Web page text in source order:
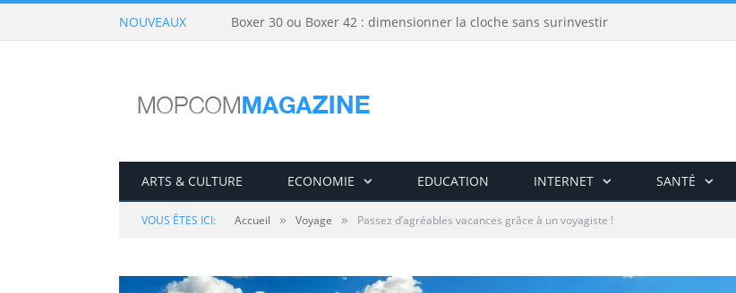
NOUVEAUX Boxer 30 ou Boxer 42 : dimensionner la cloche sans surinvestir
ARTS & CULTURE ECONOMIE EDUCATION INTERNET SANTÉ
VOUS ÊTES ICI: Accueil » Voyage » Passez d’agréables vacances grâce à un voyagiste !